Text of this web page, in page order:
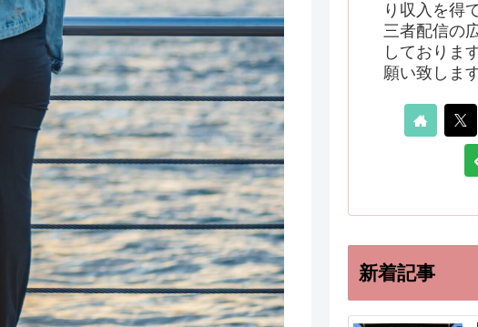
り収入を得
三者配信の
しておりま
願い致します
新着記事